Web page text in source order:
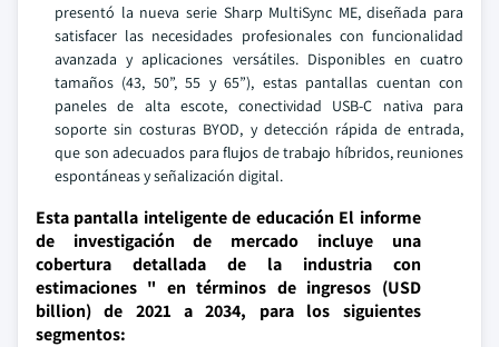
presentó la nueva serie Sharp MultiSync ME, diseñada para
satisfacer las necesidades profesionales con funcionalidad
avanzada y aplicaciones versátiles. Disponibles en cuatro
tamaños (43, 50”, 55 y 65”), estas pantallas cuentan con
paneles de alta escote, conectividad USB-C nativa para
soporte sin costuras BYOD, y detección rápida de entrada,
que son adecuados para flujos de trabajo híbridos, reuniones
espontáneas y señalización digital.
Esta pantalla inteligente de educación El informe
de investigación de mercado incluye una
cobertura detallada de la industria con
estimaciones " en términos de ingresos (USD
billion) de 2021 a 2034, para los siguientes
segmentos: